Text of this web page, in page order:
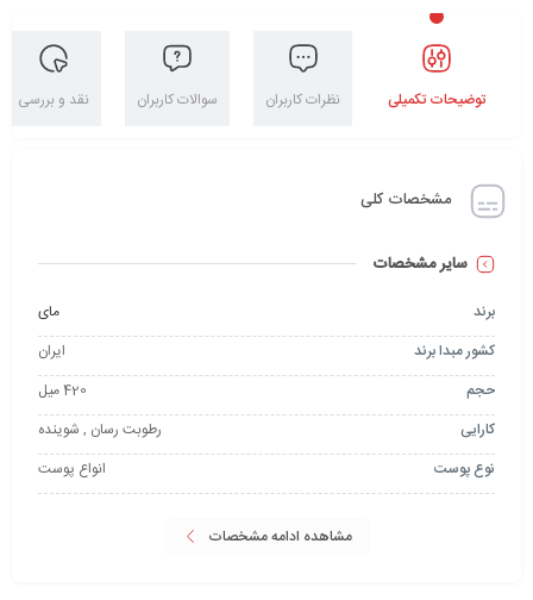
توضیحات تکمیلی نظرات کاربران سوالات کاربران نقد و بررسی
مشخصات کلی
سایر مشخصات
برند
مای
کشور مبدا برند
ایران
حجم
420 میل
کارایی
رطوبت رسان , شوینده
نوع پوست
انواع پوست
مشاهده ادامه مشخصات